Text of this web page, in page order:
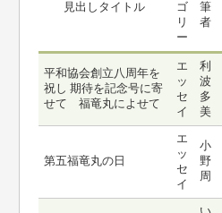
見出しタイトル
ゴ
リ
ー
筆
者
平和協会創立八周年を
祝し 期待を記念号に寄
せて 福竜丸によせて
エ
ッ
セ
イ
利
波
多
美
第五福竜丸の日
エ
ッ
セ
イ
小
野
周